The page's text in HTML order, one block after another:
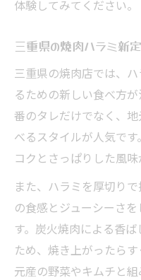
体験してみてください。
三重県の焼肉ハラミ新
三重県の焼肉店では、
るための新しい食べ方
番のタレだけでなく、
べるスタイルが人気で
コクとさっぱりした風味
また、ハラミを厚切り
の食感とジューシーさ
す。炭火焼肉による香
ため、焼き上がったら
元産の野菜やキムチと